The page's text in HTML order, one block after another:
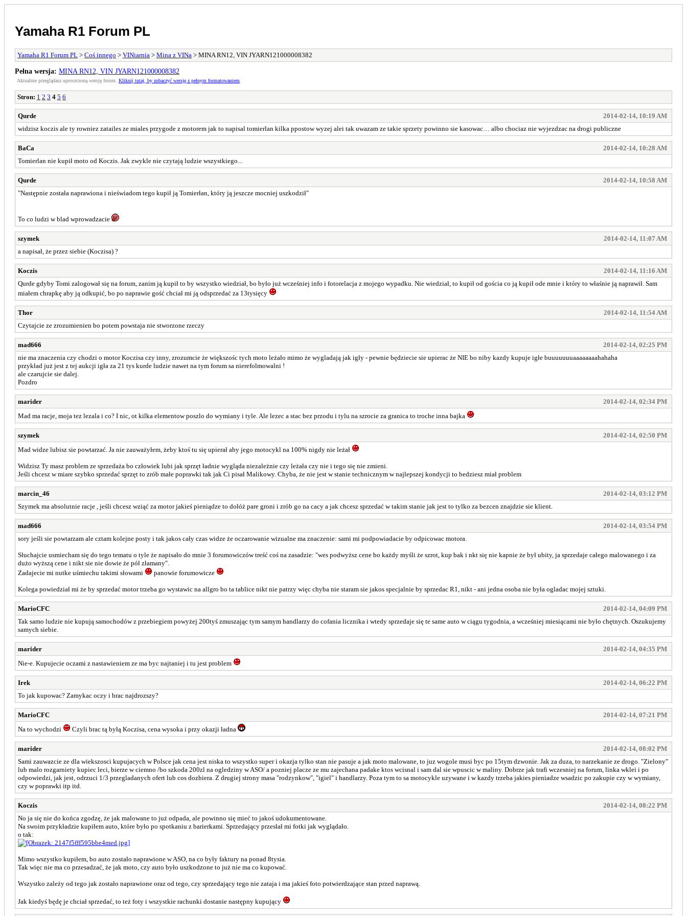
Yamaha R1 Forum PL
Yamaha R1 Forum PL > Coś innego > VINiarnia > Mina z VINa > MINA RN12, VIN JYARN121000008382
Pełna wersja: MINA RN12, VIN JYARN121000008382
Aktualnie przeglądasz uproszczoną wersję forum. Kliknij tutaj, by zobaczyć wersję z pełnym formatowaniem
Stron: 1 2 3 4 5 6
Qurde
2014-02-14, 10:19 AM
widzisz koczis ale ty rowniez zatailes ze miales przygode z motorem jak to napisal tomierlan kilka ppostow wyzej alei tak uwazam ze takie sprzety powinno sie kasowac… albo chociaz nie wyjezdzac na drogi publiczne
BaCa
2014-02-14, 10:28 AM
Tomierlan nie kupił moto od Koczis. Jak zwykle nie czytają ludzie wszystkiego...
Qurde
2014-02-14, 10:58 AM
"Następnie została naprawiona i nieświadom tego kupił ją Tomierłan, który ją jeszcze mocniej uszkodził"
To co ludzi w blad wprowadzacie
szymek
2014-02-14, 11:07 AM
a napisał, że przez siebie (Koczisa) ?
Koczis
2014-02-14, 11:16 AM
Qurde gdyby Tomi zalogował się na forum, zanim ją kupił to by wszystko wiedział, bo było już wcześniej info i fotorelacja z mojego wypadku. Nie wiedział, to kupił od gościa co ją kupił ode mnie i który to właśnie ją naprawił. Sam
miałem chrapkę aby ją odkupić, bo po naprawie gość chciał mi ją odsprzedać za 13tysięcy
Thor
2014-02-14, 11:54 AM
Czytajcie ze zrozumienien bo potem powstaja nie stworzone rzeczy
mad666
2014-02-14, 02:25 PM
nie ma znaczenia czy chodzi o motor Koczisa czy inny, zrozumcie że większośc tych moto leżało mimo że wygladają jak igły - pewnie będziecie sie upierac że NIE bo niby kazdy kupuje igłe buuuuuuuaaaaaaaahahaha
przykład już jest z tej aukcji igła za 21 tys kurde ludzie nawet na tym forum sa nierefolmowalni !
ale czarujcie sie dalej.
Pozdro
marider
2014-02-14, 02:34 PM
Mad ma racje, moja tez lezala i co? I nic, ot kilka elementow poszlo do wymiany i tyle. Ale lezec a stac bez przodu i tylu na szrocie za granica to troche inna bajka
szymek
2014-02-14, 02:50 PM
Mad widze lubisz sie powtarzać. Ja nie zauważyłem, żeby ktoś tu się upierał aby jego motocykl na 100% nigdy nie leżał
Widzisz Ty masz problem ze sprzedaża bo człowiek lubi jak sprzęt ładnie wygląda niezależnie czy leżała czy nie i tego się nie zmieni.
Jeśli chcesz w miare szybko sprzedać sprzęt to zrób małe poprawki tak jak Ci pisał Malikowy. Chyba, że nie jest w stanie technicznym w najlepszej kondycji to bedziesz miał problem
marcin_46
2014-02-14, 03:12 PM
Szymek ma absolutnie racje , jeśli chcesz wziąć za motor jakieś pieniądze to dołóż pare groni i zrób go na cacy a jak chcesz sprzedać w takim stanie jak jest to tylko za bezcen znajdzie sie klient.
mad666
2014-02-14, 03:54 PM
sory jeśli sie powtarzam ale cztam kolejne posty i tak jakos cały czas widze że oczarowanie wizualne ma znaczenie: sami mi podpowiadacie by odpicowac motora.
Słuchajcie usmiecham się do tego tematu o tyle że napisało do mnie 3 forumowiczów treść coś na zasadzie: "wes podwyższ cene bo każdy myśli że szrot, kup bak i nkt się nie kapnie że był ubity, ja sprzedaje całego malowanego i za
dużo wyższą cene i nikt sie nie dowie że pół złamany".
Zadajecie mi nutke uśmiechu takimi słowami
panowie forumowicze
Kolega powiedział mi że by sprzedać motor trzeba go wystawic na allgro bo ta tablice nikt nie patrzy więc chyba nie staram sie jakos specjalnie by sprzedac R1, nikt - ani jedna osoba nie była ogladac mojej sztuki.
MarioCFC
2014-02-14, 04:09 PM
Tak samo ludzie nie kupują samochodów z przebiegiem powyżej 200tyś zmuszając tym samym handlarzy do cofania licznika i wtedy sprzedaje się te same auto w ciągu tygodnia, a wcześniej miesiącami nie było chętnych. Oszukujemy
samych siebie.
marider
2014-02-14, 04:35 PM
Nie-e. Kupujecie oczami z nastawieniem ze ma byc najtaniej i tu jest problem
Irek
2014-02-14, 06:22 PM
To jak kupowac? Zamykac oczy i brac najdrozszy?
MarioCFC
2014-02-14, 07:21 PM
Na to wychodzi
Czyli brac tą byłą Koczisa, cena wysoka i przy okazji ładna
marider
2014-02-14, 08:02 PM
Sami zauwazcie ze dla wiekszosci kupujacych w Polsce jak cena jest niska to wszystko super i okazja tylko stan nie pasuje a jak moto malowane, to juz wogole musi byc po 15tym dzwonie. Jak za duza, to narzekanie ze drogo. "Zielony"
lub malo rozgarniety kupiec leci, bierze w ciemno /bo szkoda 200zl na ogledziny w ASO/ a pozniej placze ze mu zajechana padake ktos wcisnal i sam dal sie wpuscic w maliny. Dobrze jak trafi wczesniej na forum, linka wklei i po
odpowiedzi, jak jest, odrzuci 1/3 przegladanych ofert lub cos dozbiera. Z drugiej strony masa "rodzynkow", "igiel" i handlarzy. Poza tym to sa motocykle uzywane i w kazdy trzeba jakies pieniadze wsadzic po zakupie czy w wymiany,
czy w poprawki itp itd.
Koczis
2014-02-14, 08:22 PM
No ja się nie do końca zgodzę, że jak malowane to już odpada, ale powinno się mieć to jakoś udokumentowane.
Na swoim przykładzie kupiłem auto, które było po spotkaniu z barierkami. Sprzedający przesłał mi fotki jak wyglądało.
o tak:
Mimo wszystko kupiłem, bo auto zostało naprawione w ASO, na co były faktury na ponad 8tysia.
Tak więc nie ma co przesadzać, że jak moto, czy auto było uszkodzone to już nie ma co kupować.
Wszystko zależy od tego jak zostało naprawione oraz od tego, czy sprzedający tego nie zataja i ma jakieś foto potwierdzające stan przed naprawą.
Jak kiedyś będę je chciał sprzedać, to też foty i wszystkie rachunki dostanie następny kupujący